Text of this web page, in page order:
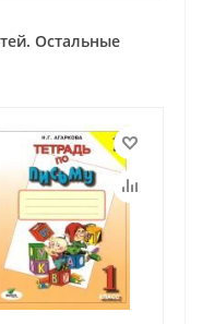
Остальные